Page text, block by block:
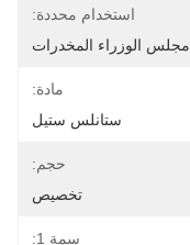
استخدام محددة:
مجلس الوزراء المخدرات
مادة:
ستانلس ستيل
حجم:
تخصيص
سمة 1: